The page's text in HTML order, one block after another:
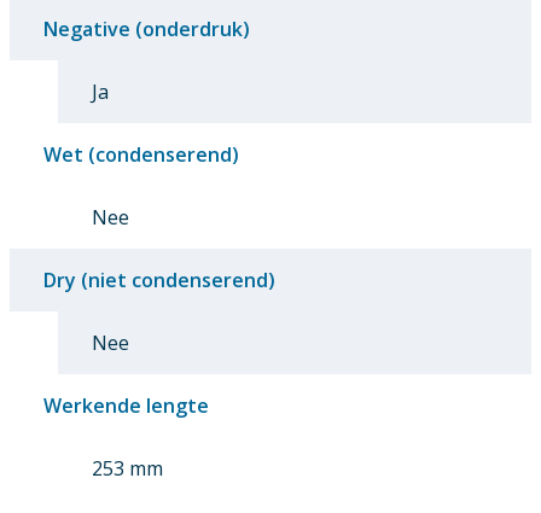
Negative (onderdruk)
Ja
Wet (condenserend)
Nee
Dry (niet condenserend)
Nee
Werkende lengte
253 mm